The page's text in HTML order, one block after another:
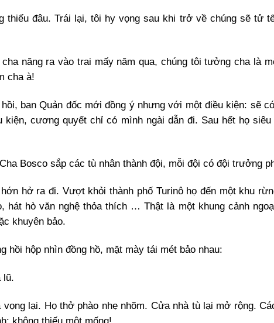
đâu. Trái lại, tôi hy vọng sau khi trở về chúng sẽ tử tế
ra vào trai mấy năm qua, chúng tôi tưởng cha là
cha à!
Quản đốc mới đồng ý nhưng với một điều kiện: sẽ
kiện, cương quyết chỉ có mình ngài dẫn đi. Sau hết họ siêu
sắp các tù nhân thành đội, mỗi đội có đội trưởng
ra đi. Vượt khỏi thành phố Turinô họ đến một khu
hát hò văn nghệ thỏa thích … Thật là một khung cảnh
khuyên bảo.
hộp nhìn đồng hồ, mặt mày tái mét bảo nhau:
lại. Họ thở phào nhẹ nhõm. Cửa nhà tù lại mở rộng.